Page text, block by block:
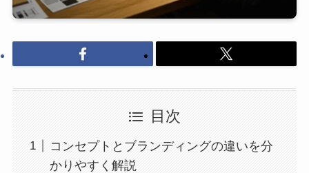
目次
コンセプトとブランディングの違いを分
かりやすく解説